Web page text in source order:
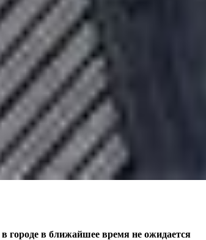
городе в ближайшее время не ожидается